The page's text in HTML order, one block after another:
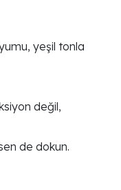
yeşil tonla
değil,
de dokun.